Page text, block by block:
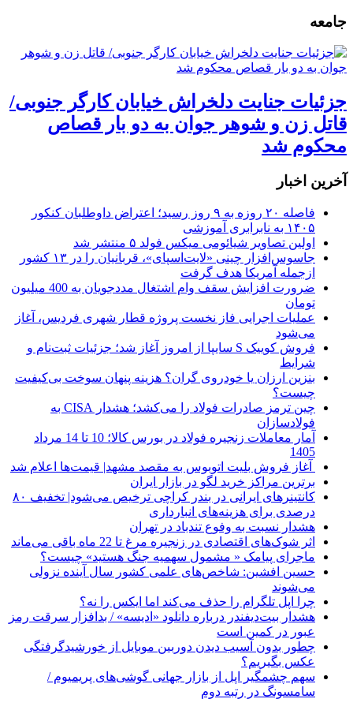
جامعه
جزئیات جنایت دلخراش خیابان کارگر جنوبی/
قاتل زن و شوهر جوان به دو بار قصاص
محکوم شد
آخرین اخبار
فاصله ۲۰ روزه به ۹ روز رسید؛ اعتراض داوطلبان کنکور
۱۴۰۵ به نابرابری آموزشی
اولین تصاویر شیائومی میکس فولد ۵ منتشر شد
جاسوس‌افزار چینی «لایت‌اسپای»، قربانیان را در ۱۳ کشور
ازجمله آمریکا هدف گرفت
ضرورت افزایش سقف وام اشتغال مددجویان به 400 میلیون
تومان
عملیات اجرایی فاز نخست پروژه قطار شهری فردیس، آغاز
می‌شود
فروش کوییک S سایپا از امروز آغاز شد؛ جزئیات ثبت‌نام و
شرایط
بنزین ارزان یا خودروی گران؟ هزینه پنهان سوخت بی‌کیفیت
چیست؟
چین ترمز صادرات فولاد را می‌کشد؛ هشدار CISA به
فولادسازان
آمار معاملات زنجیره فولاد در بورس کالا؛ 10 تا 14 مرداد
1405
آغاز فروش بلیت اتوبوس به مقصد مشهد| قیمت‌ها اعلام شد
برترین مراکز خرید لگو در بازار ایران
کانتینرهای ایرانی در بندر کراچی ترخیص می‌شود| تخفیف ۸۰
درصدی برای هزینه‌های انبارداری
هشدار نسبت به وفوع تندباد در تهران
اثر شوک‌های اقتصادی در زنجیره مرغ تا 22 ماه باقی می‌ماند
ماجرای پیامک « مشمول سهمیه جنگ هستید» چیست؟
حسین افشین: شاخص‌های علمی کشور سال آینده نزولی
می‌شوند
چرا اپل تلگرام را حذف می‌کند اما ایکس را نه؟
هشدار بیت‌دیفندر درباره دانلود «ادیسه» / بدافزار سرقت رمز
عبور در کمین است
چطور بدون آسیب دیدن دوربین موبایل از خورشیدگرفتگی
عکس بگیریم؟
سهم چشمگیر اپل از بازار جهانی گوشی‌های پریمیوم /
سامسونگ در رتبه دوم